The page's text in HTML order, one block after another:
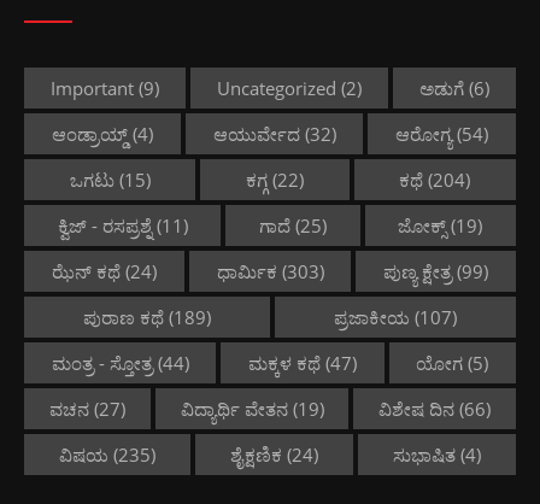
Important (9) Uncategorized (2) ಅಡುಗೆ (6)
ಆಂಡ್ರಾಯ್ಡ್(4) ಆಯುರ್ವೇದ(32) ಆರೋಗ್ಯ (54)
ಒಗಟು(15) ಕಗ್ಗ(22) ಕಥೆ (204)
ಕ್ವಿಜ್ - ರಸಪ್ರಶ್ನೆ (11) ಗಾದೆ(25) ಜೋಕ್ಸ್ (19)
ಝೆನ್ ಕಥೆ(24) ಧಾರ್ಮಿಕ (303) ಪುಣ್ಯ ಕ್ಷೇತ್ರ(99)
ಪುರಾಣ ಕಥೆ (189) ಪ್ರಜಾಕೀಯ (107)
ಮಂತ್ರ - ಸ್ತೋತ್ರ(44) ಮಕ್ಕಳ ಕಥೆ(47) ಯೋಗ (5)
ವಚನ(27) ವಿದ್ಯಾರ್ಥಿ ವೇತನ(19) ವಿಶೇಷ ದಿನ (66)
ವಿಷಯ (235) ಶೈಕ್ಷಣಿಕ (24) ಸುಭಾಷಿತ (4)